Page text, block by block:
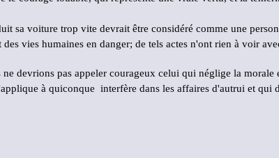
sa voiture trop vite devrait être considéré comme une
vies humaines en danger; de tels actes n'ont rien à voir
ne devrions pas appeler courageux celui qui néglige la
à quiconque interfère dans les affaires d'autrui et qui